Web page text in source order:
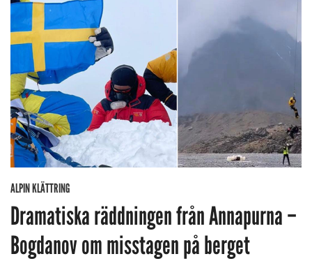
ALPIN KLÄTTRING
Dramatiska räddningen från Annapurna –
Bogdanov om misstagen på berget